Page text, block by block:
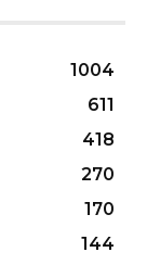
1004
611
418
270
170
144